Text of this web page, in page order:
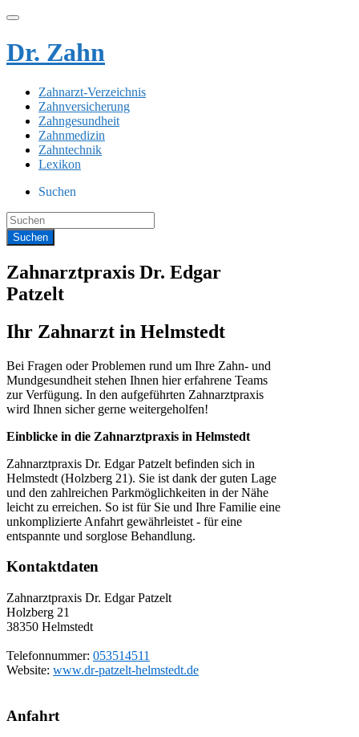
Dr. Zahn
Zahnarzt-Verzeichnis
Zahnversicherung
Zahngesundheit
Zahnmedizin
Zahntechnik
Lexikon
Suchen
Zahnarztpraxis Dr. Edgar
Patzelt
Ihr Zahnarzt in Helmstedt
Bei Fragen oder Problemen rund um Ihre Zahn- und
Mundgesundheit stehen Ihnen hier erfahrene Teams
zur Verfügung. In den aufgeführten Zahnarztpraxis
wird Ihnen sicher gerne weitergeholfen!
Einblicke in die Zahnarztpraxis in Helmstedt
Zahnarztpraxis Dr. Edgar Patzelt befinden sich in
Helmstedt (Holzberg 21). Sie ist dank der guten Lage
und den zahlreichen Parkmöglichkeiten in der Nähe
leicht zu erreichen. So ist für Sie und Ihre Familie eine
unkomplizierte Anfahrt gewährleistet - für eine
entspannte und sorglose Behandlung.
Kontaktdaten
Zahnarztpraxis Dr. Edgar Patzelt
Holzberg 21
38350 Helmstedt
Telefonnummer: 053514511
Website: www.dr-patzelt-helmstedt.de
Anfahrt